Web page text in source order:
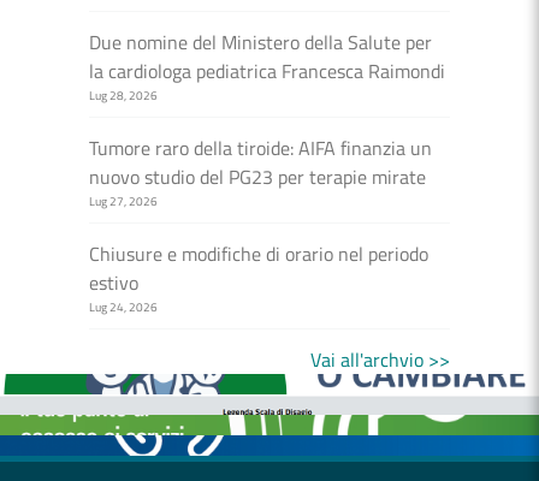
Due nomine del Ministero della Salute per
la cardiologa pediatrica Francesca Raimondi
Lug 28, 2026
Tumore raro della tiroide: AIFA finanzia un
nuovo studio del PG23 per terapie mirate
Lug 27, 2026
Chiusure e modifiche di orario nel periodo
estivo
Lug 24, 2026
Vai all'archvio >>
MEDICI E PEDIATRI DI FAMIGLIA
BOLLETTINI DISAGIO DA CALORE
CASE DI COMUNITÀ
OSPEDALE DI COMUNITÀ